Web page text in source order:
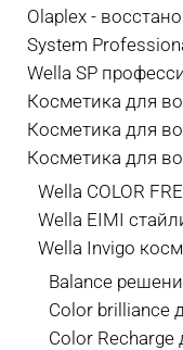
Olaplex -
System
Wella SP
Косметика для
Косметика для
Косметика для
Wella COLOR
Wella EIMI
Wella Invigo
Balance
Color brilliance
Color Recharge